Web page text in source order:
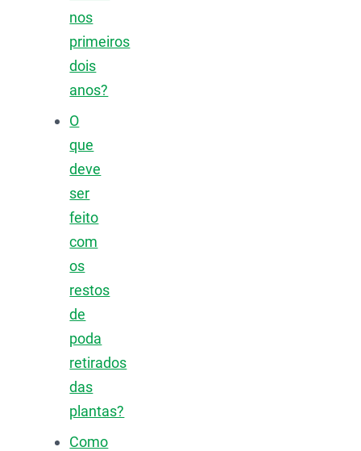
nos
primeiros
dois
anos?
O
que
deve
ser
feito
com
os
restos
de
poda
retirados
das
plantas?
Como